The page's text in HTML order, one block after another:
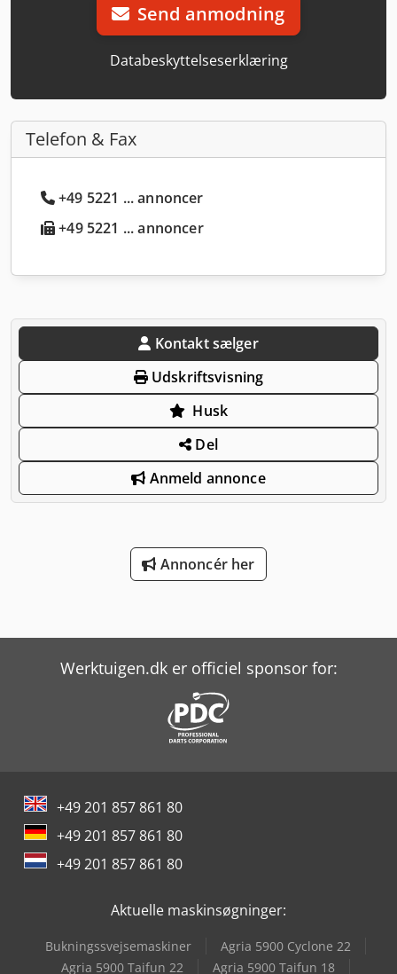
Send anmodning
Databeskyttelseserklæring
Telefon & Fax
+49 5221 ... annoncer
+49 5221 ... annoncer
Kontakt sælger
Udskriftsvisning
Husk
Del
Anmeld annonce
Annoncér her
Werktuigen.dk er officiel sponsor for:
+49 201 857 861 80
+49 201 857 861 80
+49 201 857 861 80
Aktuelle maskinsøgninger:
Bukningssvejsemaskiner
Agria 5900 Cyclone 22
Agria 5900 Taifun 22
Agria 5900 Taifun 18